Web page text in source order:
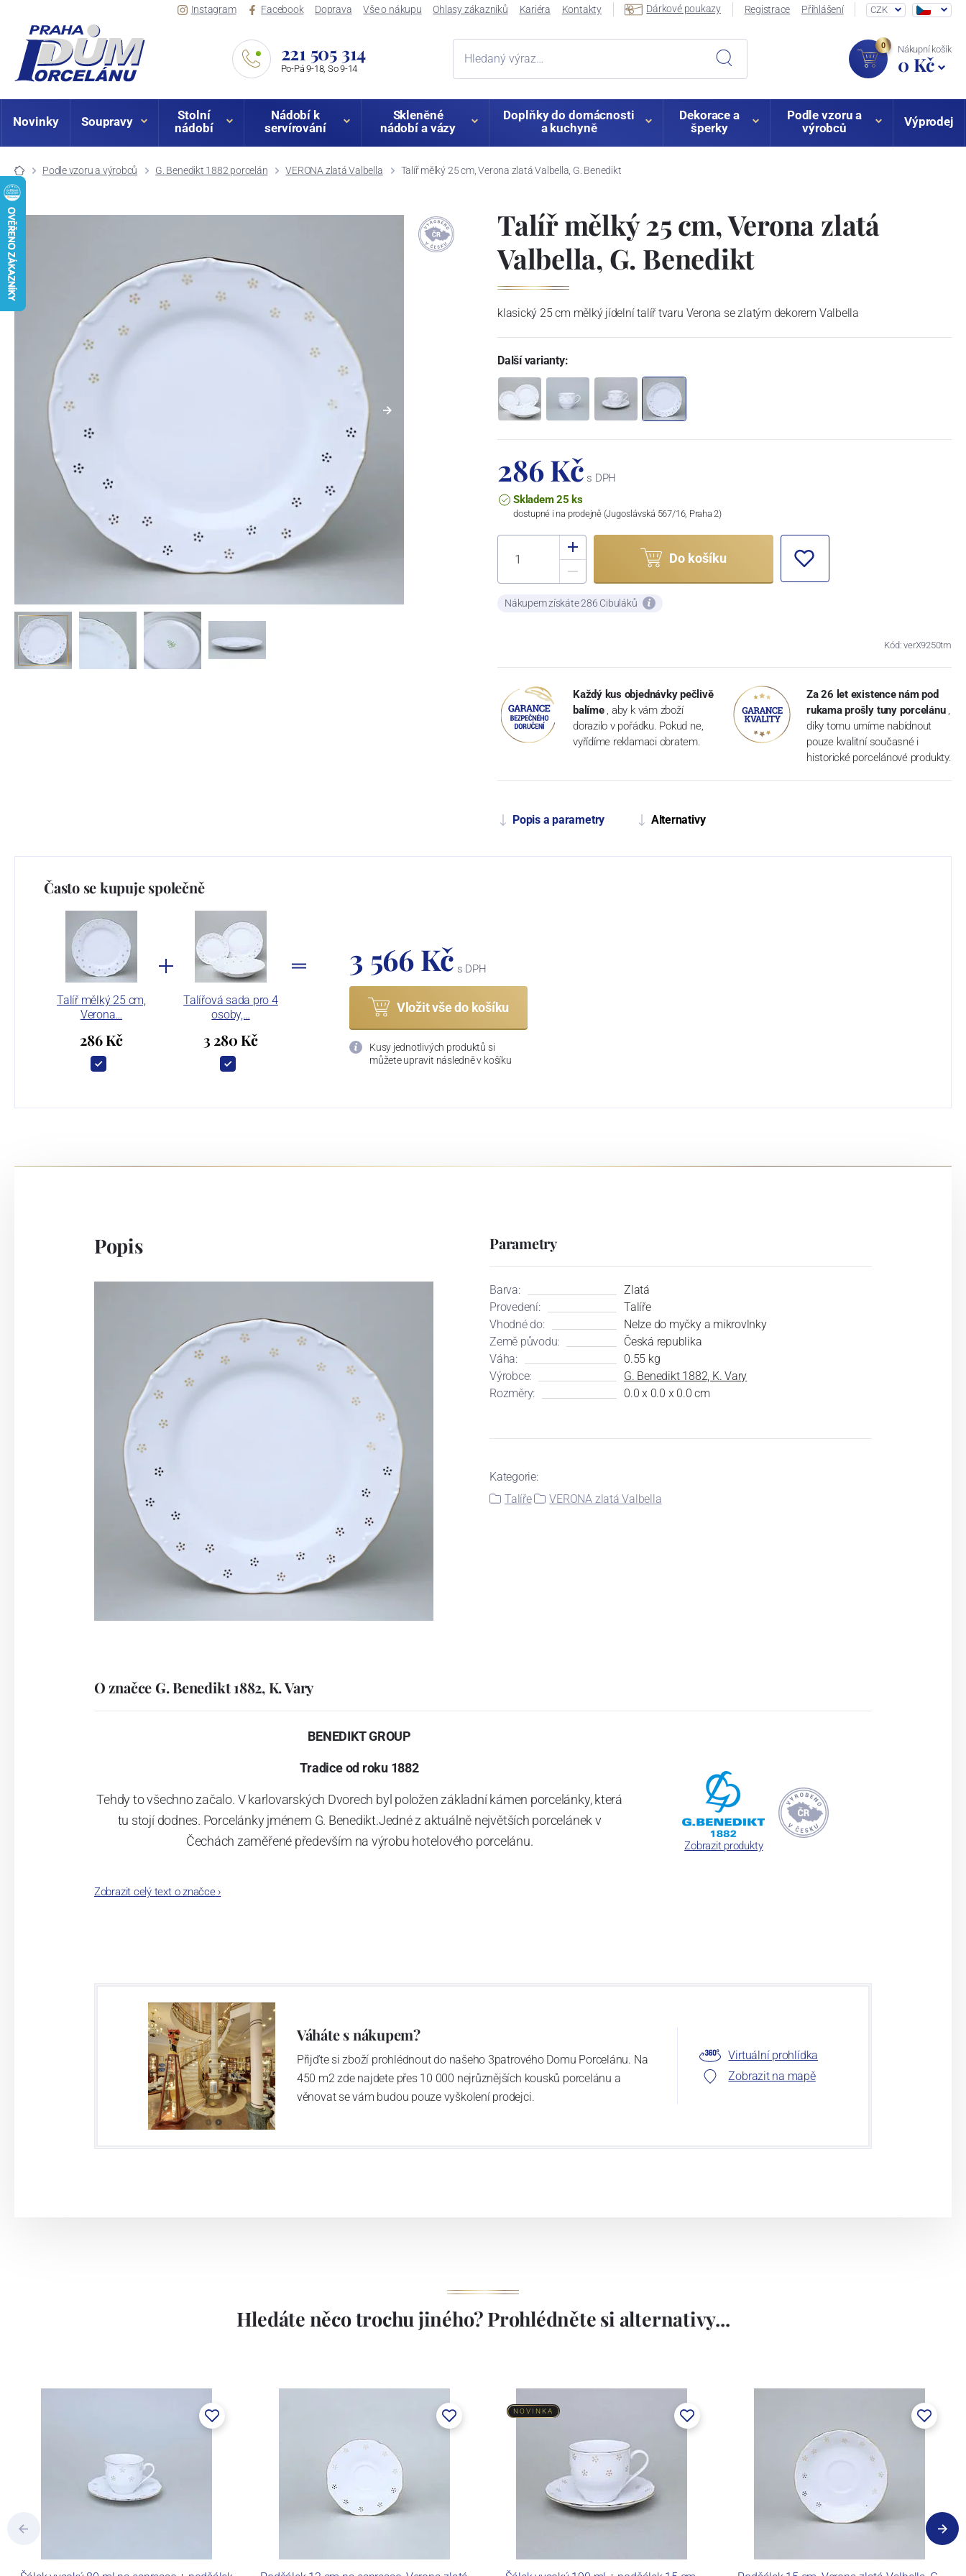
Instagram Facebook Doprava Vše o nákupu Ohlasy zákazníků Kariéra Kontakty Dárkové poukazy Registrace Přihlášení CZK
221 505 314
Po-Pá 9-18, So 9-14
0 Nákupní košík
0 Kč
Novinky Soupravy
Stolní
nádobí
Nádobí k
servírování
Skleněné
nádobí a vázy
Doplňky do domácnosti
a kuchyně
Dekorace a
šperky
Podle vzoru a
výrobců
Výprodej
Podle vzoru a výrobců G. Benedikt 1882 porcelán VERONA zlatá Valbella Talíř mělký 25 cm, Verona zlatá Valbella, G. Benedikt
Talíř mělký 25 cm, Verona zlatá
Valbella, G. Benedikt
klasický 25 cm mělký jídelní talíř tvaru Verona se zlatým dekorem Valbella
Další varianty:
286 Kč s DPH
Skladem 25 ks
dostupné i na prodejně (Jugoslávská 567/16, Praha 2)
Do košíku
Nákupem získáte 286 Cibuláků
Kód: verX9250tm
Každý kus objednávky pečlivě
balíme , aby k vám zboží
dorazilo v pořádku. Pokud ne,
vyřídíme reklamaci obratem.
Za 26 let existence nám pod
rukama prošly tuny porcelánu ,
díky tomu umíme nabídnout
pouze kvalitní současné i
historické porcelánové produkty.
Popis a parametry Alternativy
Často se kupuje společně
Talíř mělký 25 cm,
Verona…
286 Kč
Talířová sada pro 4
osoby,…
3 280 Kč
3 566 Kč s DPH
Vložit vše do košíku
Kusy jednotlivých produktů si
můžete upravit následně v košíku
Popis Parametry
Barva:
Zlatá
Provedení:
Talíře
Vhodné do:
Nelze do myčky a mikrovlnky
Země původu:
Česká republika
Váha:
0.55 kg
Výrobce:
G. Benedikt 1882, K. Vary
Rozměry:
0.0 x 0.0 x 0.0 cm
Kategorie:
Talíře
VERONA zlatá Valbella
O značce G. Benedikt 1882, K. Vary
BENEDIKT GROUP
Tradice od roku 1882
Tehdy to všechno začalo. V karlovarských Dvorech byl položen základní kámen porcelánky, která
tu stojí dodnes. Porcelánky jménem G. Benedikt.Jedné z aktuálně největších porcelánek v
Čechách zaměřené především na výrobu hotelového porcelánu.
Zobrazit celý text o značce›
Zobrazit produkty
Váháte s nákupem?
Přijďte si zboží prohlédnout do našeho 3patrového Domu Porcelánu. Na
450 m2 zde najdete přes 10 000 nejrůznějších kousků porcelánu a
věnovat se vám budou pouze vyškolení prodejci.
Virtuální prohlídka
Zobrazit na mapě
Hledáte něco trochu jiného? Prohlédněte si alternativy...
NOVINKA